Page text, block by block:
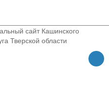
сайт Кашинского
Тверской области